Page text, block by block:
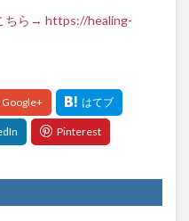
ちら→ https://healing-